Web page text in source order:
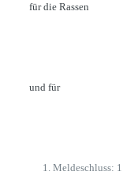
für die
Collie
und für
Meldeschluss: